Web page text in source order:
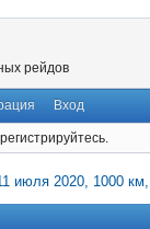
рейдов
Вход
июля 2020, 1000